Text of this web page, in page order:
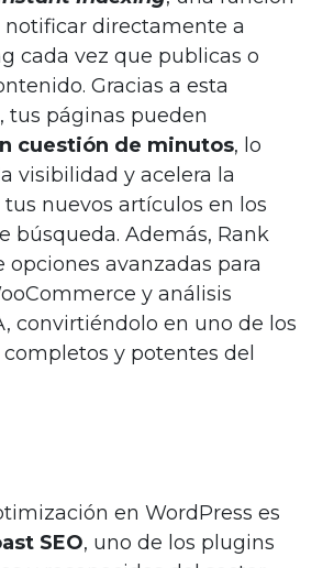
directamente a
cada vez que publicas o
Gracias a esta
tus páginas pueden
cuestión de minutos, lo
visibilidad y acelera la
nuevos artículos en los
búsqueda. Además, Rank
opciones avanzadas para
y análisis
convirtiéndolo en uno de los
y potentes del
en WordPress es
SEO, uno de los plugins